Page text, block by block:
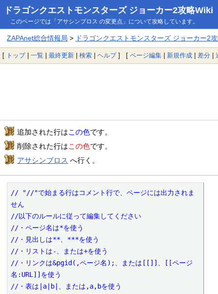
ドラゴンクエストモンスターズ ジョーカー2攻略Wiki
このページでは「アサシンブロス の変更点」について攻略しています。
ZAPAnet総合情報局 > ドラゴンクエストモンスターズ ジョーカー2
[ トップ| 一覧 | 最終更新 | 検索 | ヘルプ] [ ページ編集 | 新規作成 | 差分 |
追加された行はこの色です。
削除された行はこの色です。
アサシンブロス へ行く。
// "//"で始まる行はコメント行で、ページには出力されま
せん
//以下のルールに従って編集してください
//・ページ名は*を使う
//・見出しは**、***を使う
//・リストは-、または+を使う
//・リンクは&pgid(,ページ名);、または[[]]、[[ページ
名:URL]]を使う
//・表は|a|b|、または,a,bを使う